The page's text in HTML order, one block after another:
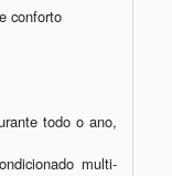
conforto
todo o ano,
multi-